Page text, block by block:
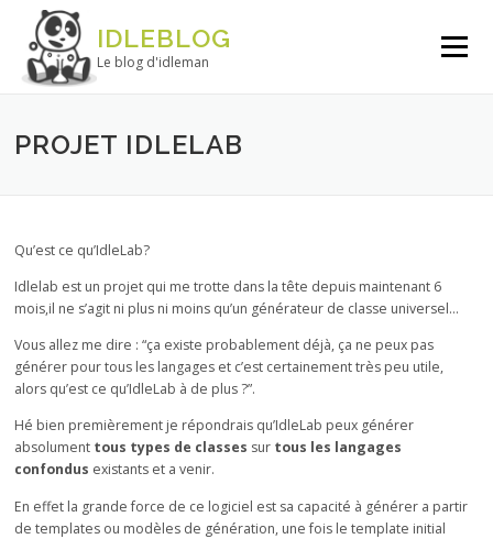
Aller au contenu
IDLEBLOG
Le blog d'idleman
Menu
PROJET IDLELAB
Qu’est ce qu’IdleLab?
Idlelab est un projet qui me trotte dans la tête depuis maintenant 6
mois,il ne s’agit ni plus ni moins qu’un générateur de classe universel…
Vous allez me dire : “ça existe probablement déjà, ça ne peux pas
générer pour tous les langages et c’est certainement très peu utile,
alors qu’est ce qu’IdleLab à de plus ?”.
Hé bien premièrement je répondrais qu’IdleLab peux générer
absolument tous types de classes sur tous les langages
confondus existants et a venir.
En effet la grande force de ce logiciel est sa capacité à générer a partir
de templates ou modèles de génération, une fois le template initial